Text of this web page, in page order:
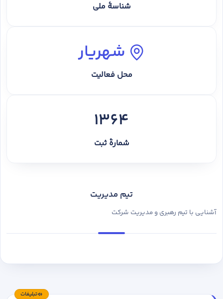
شناسهٔ ملی
شهریار
محل فعالیت
1364
شمارهٔ ثبت
تیم مدیریت
آشنایی با تیم رهبری و مدیریت شرکت
تبلیغات